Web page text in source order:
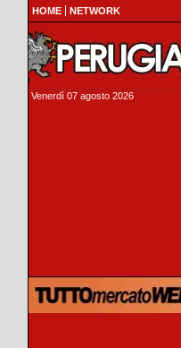
HOME NETWORK
Venerdì 07 agosto 2026